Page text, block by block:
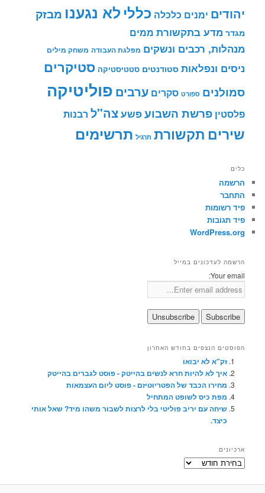
יהודים ימנים כלכלה כללי לא נגענו מבזק
מגדר מדע בתקשורת ממים
מנהלות, רכבים ונשקים מפלגת העבודה משחק מילים
ניסים ונפלאות סטודנטים סטטיסטיקה סטיקרים
סמולנים ספורט סקרים ערבים פוליטיקה
פלסטין פרשת השבועפשעצה"ל רבנות
שירים תקשורת תרגיל תרשימים
כלים
הרשמה
התחבר
פיד רשומות
פיד תגובות
WordPress.org
הרשמה לעדכונים במייל
Your email:
הפוסטים הנצפים בחודש האחרון
זק"א לא יבואו
איך לא להיות חרא לנשים בהייטק - פוסט לגברים בהייטק
מחירו הכבד של הפטריוטיזם - פוסט ליום העצמאות
מפת כיס לשופט המתחיל
שיחה עם יריב פוליטי בלי לרצות לשבור משהו מיד? שאל אותי
כיצד.
ארכיונים
ארכיונים